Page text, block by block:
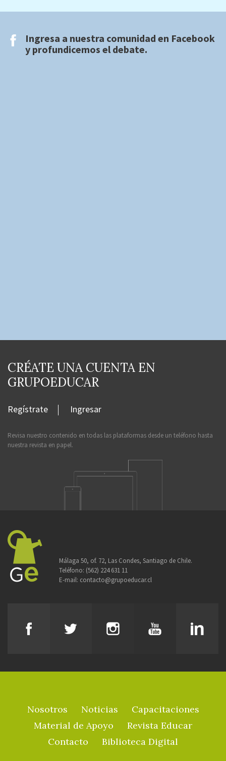
Ingresa a nuestra comunidad en Facebook
y profundicemos el debate.
CRÉATE UNA CUENTA EN
GRUPOEDUCAR
Regístrate Ingresar
Revisa nuestro contenido en todas las plataformas desde un teléfono hasta
nuestra revista en papel.
Málaga 50, of. 72, Las Condes, Santiago de Chile.
Teléfono: (562) 224 631 11
E-mail: contacto@grupoeducar.cl
Nosotros Noticias
Capacitaciones
Material de Apoyo
Revista Educar
Contacto
Biblioteca Digital